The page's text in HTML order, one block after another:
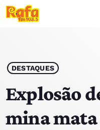
play_arrow OUVIR RAFA
HOME
DESTAQUES
Explosão
mina mata